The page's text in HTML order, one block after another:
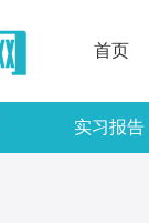
首页
实习报告